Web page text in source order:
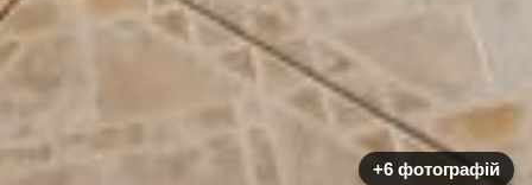
+6 фотографій